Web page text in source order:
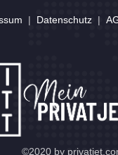
| Datenschutz|
©2020 by